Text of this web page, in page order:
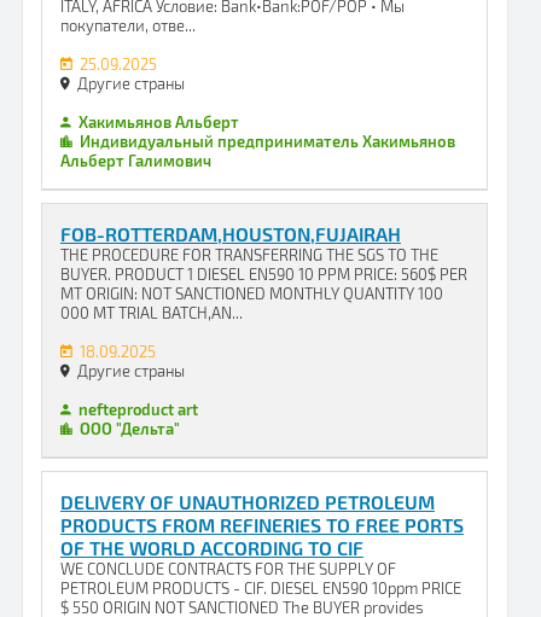
ITALY, AFRICA Условие: Bank•Bank:POF/POP • Мы
покупатели, отве...
25.09.2025
Другие страны
Хакимьянов Альберт
Индивидуальный предприниматель Хакимьянов
Альберт Галимович
FOB-ROTTERDAM,HOUSTON,FUJAIRAH
THE PROCEDURE FOR TRANSFERRING THE SGS TO THE
BUYER. PRODUCT 1 DIESEL EN590 10 PPM PRICE: 560$ PER
MT ORIGIN: NOT SANCTIONED MONTHLY QUANTITY 100
000 MT TRIAL BATCH,AN...
18.09.2025
Другие страны
nefteproduct art
ООО "Дельта"
DELIVERY OF UNAUTHORIZED PETROLEUM
PRODUCTS FROM REFINERIES TO FREE PORTS
OF THE WORLD ACCORDING TO CIF
WE CONCLUDE CONTRACTS FOR THE SUPPLY OF
PETROLEUM PRODUCTS - CIF. DIESEL EN590 10ppm PRICE
$ 550 ORIGIN NOT SANCTIONED The BUYER provides